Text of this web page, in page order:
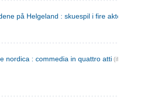
på Helgeland : skuespil i fire akter
nordica : commedia in quattro atti (italiensk)